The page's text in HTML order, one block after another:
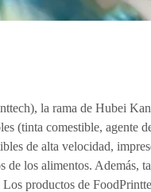
la rama de Hubei
(tinta comestible,
de alta velocidad,
los alimentos. Además,
productos de